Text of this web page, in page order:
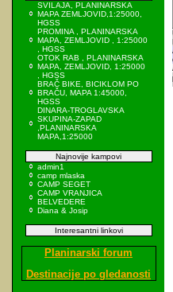
SVILAJA, PLANINARSKA
MAPA ZEMLJOVID,1:25000,
HGSS
PROMINA , PLANINARSKA
MAPA, ZEMLJOVID , 1:25000
, HGSS
OTOK RAB , PLANINARSKA
MAPA, ZEMLJOVID, 1:25000
, HGSS
BRAČ BIKE, BICIKLOM PO
BRAČU, MAPA 1:45000,
HGSS
DINARA-TROGLAVSKA
SKUPINA-ZAPAD
,PLANINARSKA
MAPA,1:25000
Najnovije kampovi
admin1
camp mlaska
CAMP SEGET
CAMP VRANJICA
BELVEDERE
Diana & Josip
Interesantni linkovi
Planinarski forum
Destinacije po gledanosti